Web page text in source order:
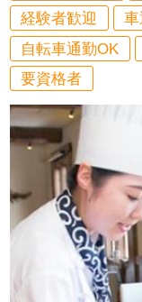
経験者歓迎
自転車通勤OK
要資格者